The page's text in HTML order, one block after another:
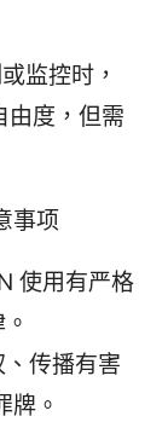
监控时，
由度，但需
事项
使用有严格
传播有害
牌。